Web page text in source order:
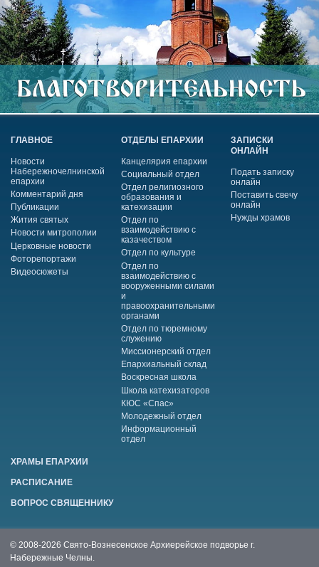
ГЛАВНОЕ
Новости
Набережночелнинской
епархии
Комментарий дня
Публикации
Жития святых
Новости митрополии
Церковные новости
Фоторепортажи
Видеосюжеты
ОТДЕЛЫ ЕПАРХИИ
Канцелярия епархии
Социальный отдел
Отдел религиозного
образования и
катехизации
Отдел по
взаимодействию с
казачеством
Отдел по культуре
Отдел по
взаимодействию с
вооруженными силами
и
правоохранительными
органами
Отдел по тюремному
служению
Миссионерский отдел
Епархиальный склад
Воскресная школа
Школа катехизаторов
КЮС «Спас»
Молодежный отдел
Информационный
отдел
ЗАПИСКИ
ОНЛАЙН
Подать записку
онлайн
Поставить свечу
онлайн
Нужды храмов
ХРАМЫ ЕПАРХИИ
РАСПИСАНИЕ
ВОПРОС СВЯЩЕННИКУ
© 2008-2026 Свято-Вознесенское Архиерейское подворье г.
Набережные Челны.